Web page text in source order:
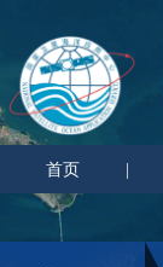
首页